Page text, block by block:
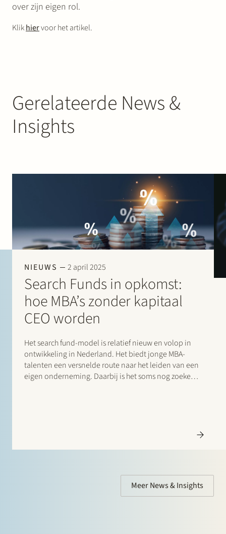
over zijn eigen rol.
Klikhiervoor het artikel.
Gerelateerde News &
Insights
NIEUWS 2 april 2025
Search Funds in opkomst:
hoe MBA’s zonder kapitaal
CEO worden
Het search fund-model is relatief nieuw en volop in
ontwikkeling in Nederland. Het biedt jonge MBA-
talenten een versnelde route naar het leiden van een
eigen onderneming. Daarbij is het soms nog zoeken
Meer News & Insights